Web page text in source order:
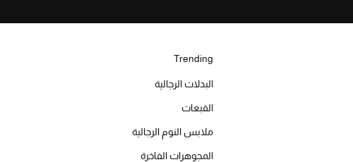
Trending
البدلات الرجالية
القبعات
ملابس النوم الرجالية
المجوهرات الفاخرة